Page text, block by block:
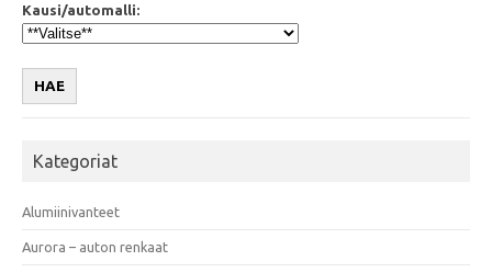
Kausi/automalli:
HAE
Kategoriat
Alumiinivanteet
Aurora – auton renkaat